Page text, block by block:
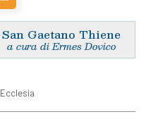
San Gaetano Thiene
a cura di Ermes Dovico
Ecclesia